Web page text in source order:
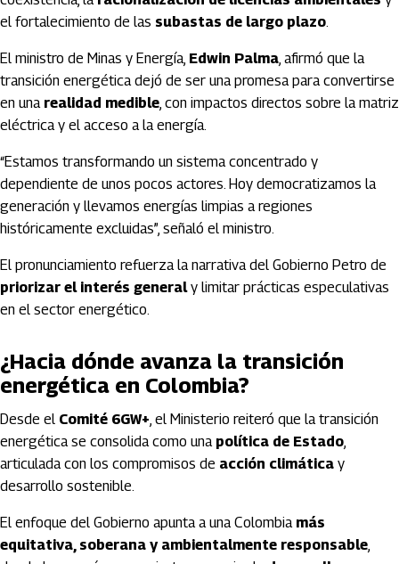
el fortalecimiento de las subastas de largo plazo.
El ministro de Minas y Energía, Edwin Palma, afirmó que la
transición energética dejó de ser una promesa para convertirse
en una realidad medible, con impactos directos sobre la matriz
eléctrica y el acceso a la energía.
“Estamos transformando un sistema concentrado y
dependiente de unos pocos actores. Hoy democratizamos la
generación y llevamos energías limpias a regiones
históricamente excluidas”, señaló el ministro.
El pronunciamiento refuerza la narrativa del Gobierno Petro de
priorizar el interés generaly limitar prácticas especulativas
en el sector energético.
¿Hacia dónde avanza la transición
energética en Colombia?
Desde el Comité 6GW+, el Ministerio reiteró que la transición
energética se consolida como una política de Estado,
articulada con los compromisos de acción climática y
desarrollo sostenible.
El enfoque del Gobierno apunta a una Colombia más
equitativa, soberana y ambientalmente responsable,